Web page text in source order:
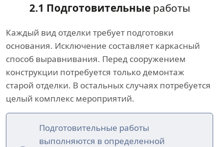
2.1 Подготовительныеработы
Каждый вид отделки требует подготовки
основания. Исключение составляет каркасный
способ выравнивания. Перед сооружением
конструкции потребуется только демонтаж
старой отделки. В остальных случаях потребуется
целый комплекс мероприятий.
Подготовительные работы
выполняются в определенной